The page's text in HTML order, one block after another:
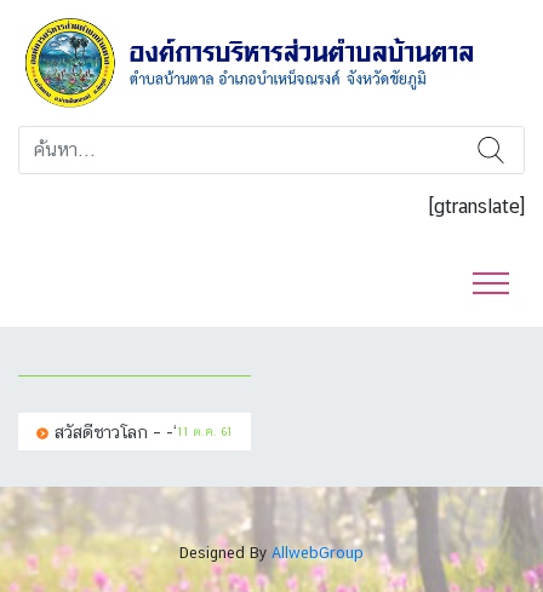
[gtranslate]
สวัสดีชาวโลก – -‘11 ต.ค. 61
Designed By AllwebGroup